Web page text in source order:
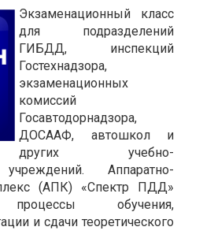
Экзаменационный класс
для подразделений
ГИБДД, инспекций
Гостехнадзора,
экзаменационных
комиссий
Госавтодорнадзора,
ДОСААФ, автошкол и
других учебно-
учреждений. Аппаратно-
(АПК) «Спектр ПДД»
процессы обучения,
и сдачи теоретического